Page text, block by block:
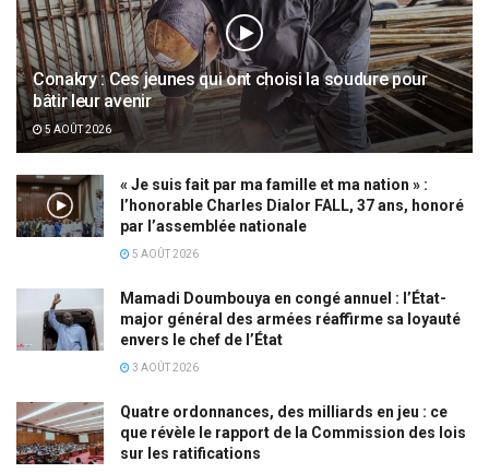
Conakry : Ces jeunes qui ont choisi la soudure pour
bâtir leur avenir
5 AOÛT 2026
« Je suis fait par ma famille et ma nation » :
l’honorable Charles Dialor FALL, 37 ans, honoré
par l’assemblée nationale
5 AOÛT 2026
Mamadi Doumbouya en congé annuel : l’État-
major général des armées réaffirme sa loyauté
envers le chef de l’État
3 AOÛT 2026
Quatre ordonnances, des milliards en jeu : ce
que révèle le rapport de la Commission des lois
sur les ratifications